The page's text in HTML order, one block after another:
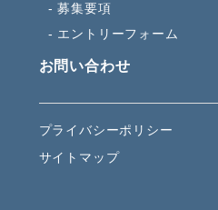
募集要項
エントリーフォーム
お問い合わせ
プライバシーポリシー
サイトマップ